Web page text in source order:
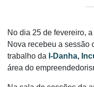
No dia 25 de fevereiro,
Nova recebeu a sessão
trabalho da I-Danha,
área do